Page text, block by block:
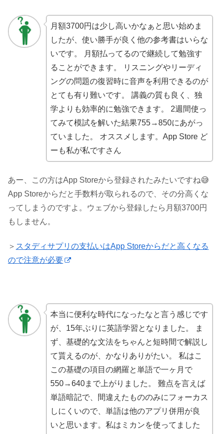
月額3700円は少し高いかなぁと思い始めま
したが、使い勝手が良く他の参考書はいらな
いです。 月額払ってるので継続して勉強す
ることができます。 リスニングやリーディ
ングの問題の復習時に音声を利用できるのが
とても有り難いです。 講義の質も良く、独
学よりも効率的に勉強できます。 2週間使っ
てみて模試を解いた結果755→850にあがっ
ていました。 オススメします。App Store ど
ーも私が私ですさん
あー、この方はApp Storeから登録されたみたいですね😅
App Storeからだと手数料が取られるので、その分高くな
ってしまうのですよ。ウェブから登録したら月額3700円
もしません。
＞ スタディサプリの支払いはApp Storeからだと高くなる
ので注意が必要
本当に便利な時代になったなと言う感じです
が、15年ぶりに英語学習となりました。 ま
ず、基礎的な文法をちゃんと短時間で解説し
て貰えるのが、かなりありがたい。 私はこ
この基礎の項目の網羅と単語で一ヶ月で
550→640まで上がりました。 難点を言えば
単語暗記で、間違えたもののみにフォーカス
しにくいので、単語は他のアプリ併用が良
いと思います。私はミカンを使ってました